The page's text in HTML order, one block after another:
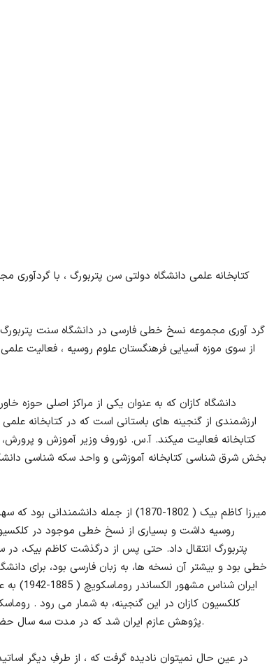
کتابخانه علمی دانشگاه دولتی سن پتربورگ ، با
از سوی موزه آسیایی فرهنگستان علوم روسیه ، فعالیت
دانشگاه کازان که به عنوان یکی از مراکز اصلی
ارزشمندی از گنجینه های باستانی است که در کتابخانه
بخش شرق شناسی کتابخانه آموزشی و واحد سکه شناسی
میرزا کاظم بیک ( 1802-1870) از جمله
روسیه داشت و بسیاری از نسخ خطی موجود در
خطی بود و بیشتر آن نسخه ها، به زبان فارسی بود، برای
ایران
کلکسیون کازان در این گنجینه، به شمار می رود .
پژوهش عازم ایران شد که در مدت سه سال حضورش در ایران، موفق به خرید 229 نسخه خطی شد.
در عین حال نمیتوان نادیده گرفت که ، از طرفِ دیگر